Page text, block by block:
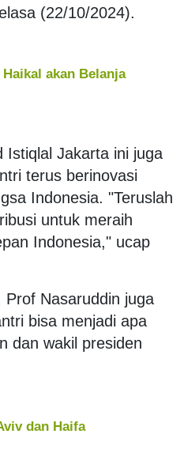
(22/10/2024).
akan Belanja
Istiqlal Jakarta ini juga
terus berinovasi
Indonesia. "Teruslah
untuk meraih
Indonesia," ucap
Nasaruddin juga
bisa menjadi apa
dan wakil presiden
dan Haifa